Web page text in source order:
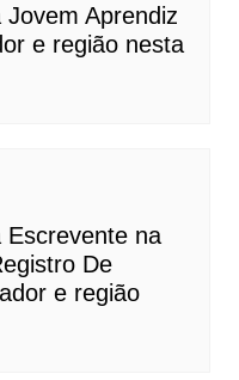
Aprendiz
e região nesta
Escrevente na
De
e região